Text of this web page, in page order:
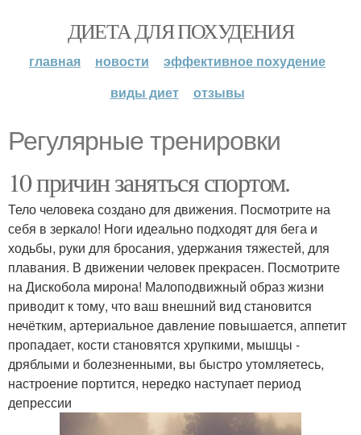
ДИЕТА ДЛЯ ПОХУДЕНИЯ
главная новости
эффективное похудение
виды диет
отзывы
Регулярные тренировки
10 причин заняться спортом.
Тело человека создано для движения. Посмотрите на
себя в зеркало! Ноги идеально подходят для бега и
ходьбы, руки для бросания, удержания тяжестей, для
плавания. В движении человек прекрасен. Посмотрите
на Дискобола мирона! Малоподвижный образ жизни
приводит к тому, что ваш внешний вид становится
нечётким, артериальное давление повышается, аппетит
пропадает, кости становятся хрупкими, мышцы -
дряблыми и болезненными, вы быстро утомляетесь,
настроение портится, нередко наступает период
депрессии